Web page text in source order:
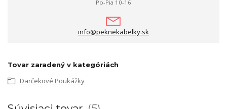
Po-Pia 10-16
info@peknekabelky.sk
Tovar zaradený v kategóriách
Darčekové Poukážky